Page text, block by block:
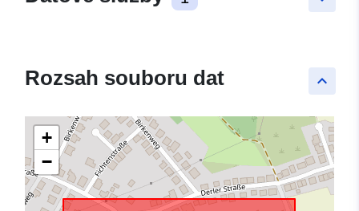
keyboard_arrow_up
Rozsah souboru dat
+
−